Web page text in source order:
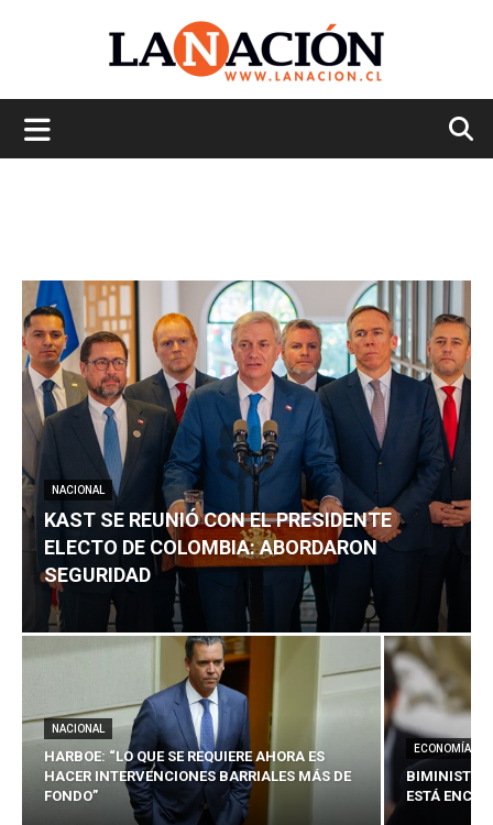
NACIONAL
KAST SE REUNIÓ CON EL PRESIDENTE
ELECTO DE COLOMBIA: ABORDARON
SEGURIDAD
NACIONAL
HARBOE: “LO QUE SE REQUIERE AHORA ES
HACER INTERVENCIONES BARRIALES MÁS DE
FONDO”
ECONOMÍA
BIMINISTRO
ESTÁ